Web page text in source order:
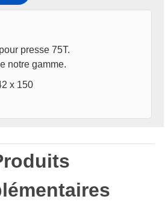
presse 75T.
notre gamme.
x 150